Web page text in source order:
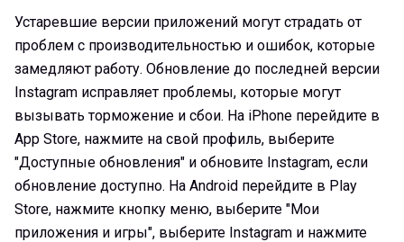
Устаревшие версии приложений могут страдать от
проблем с производительностью и ошибок, которые
замедляют работу. Обновление до последней версии
Instagram исправляет проблемы, которые могут
вызывать торможение и сбои. На iPhone перейдите в
App Store, нажмите на свой профиль, выберите
"Доступные обновления" и обновите Instagram, если
обновление доступно. На Android перейдите в Play
Store, нажмите кнопку меню, выберите "Мои
приложения и игры", выберите Instagram и нажмите